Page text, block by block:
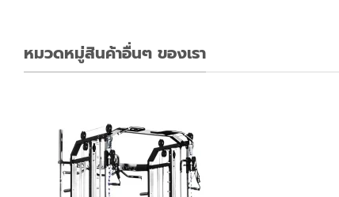
หมวดหมู่สินค้าอื่นๆ ของเรา